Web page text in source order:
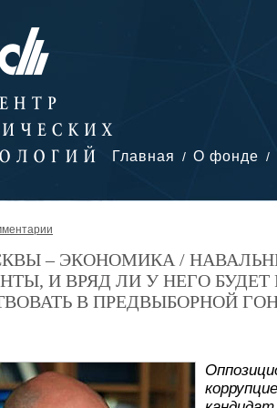
Главная О фонде
– ЭКОНОМИКА /
И ВРЯД ЛИ У НЕГО
В ПРЕДВЫБОРНОЙ